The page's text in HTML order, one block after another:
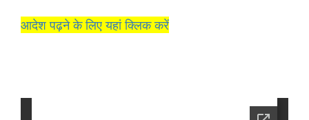
आदेश पढ़ने के लिए यहां क्लिक करें